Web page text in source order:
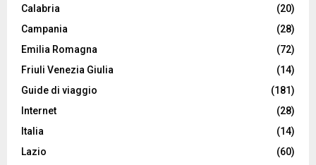
Calabria
(20)
Campania
(28)
Emilia Romagna
(72)
Friuli Venezia Giulia
(14)
Guide di viaggio
(181)
Internet
(28)
Italia
(14)
Lazio
(60)